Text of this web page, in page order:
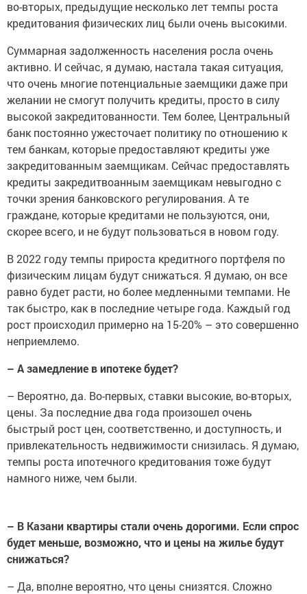
во-вторых, предыдущие несколько лет темпы роста
кредитования физических лиц были очень высокими.
Суммарная задолженность населения росла очень
активно. И сейчас, я думаю, настала такая ситуация,
что очень многие потенциальные заемщики даже при
желании не смогут получить кредиты, просто в силу
высокой закредитованности. Тем более, Центральный
банк постоянно ужесточает политику по отношению к
тем банкам, которые предоставляют кредиты уже
закредитованным заемщикам. Сейчас предоставлять
кредиты закредитвоанным заемщикам невыгодно с
точки зрения банковского регулирования. А те
граждане, которые кредитами не пользуются, они,
скорее всего, и не будут пользоваться в новом году.
В 2022 году темпы прироста кредитного портфеля по
физическим лицам будут снижаться. Я думаю, он все
равно будет расти, но более медленными темпами. Не
так быстро, как в последние четыре года. Каждый год
рост происходил примерно на 15-20% – это совершенно
неприемлемо.
– А замедление в ипотеке будет?
– Вероятно, да. Во-первых, ставки высокие, во-вторых,
цены. За последние два года произошел очень
быстрый рост цен, соответственно, и доступность, и
привлекательность недвижимости снизилась. Я думаю,
темпы роста ипотечного кредитования тоже будут
намного ниже, чем были.
– В Казани квартиры стали очень дорогими. Если спрос
будет меньше, возможно, что и цены на жилье будут
снижаться?
– Да, вполне вероятно, что цены снизятся. Сложно